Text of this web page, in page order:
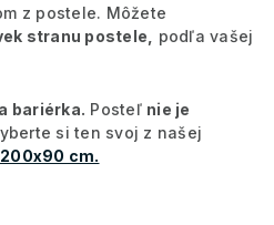
z postele. Môžete
stranu postele,
podľa vašej
bariérka. Posteľ nie je
si ten svoj z našej
cm.